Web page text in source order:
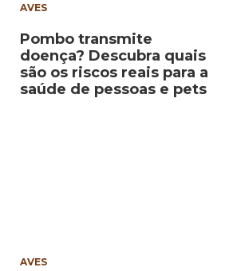
AVES
Pombo transmite
doença? Descubra quais
são os riscos reais para a
saúde de pessoas e pets
AVES